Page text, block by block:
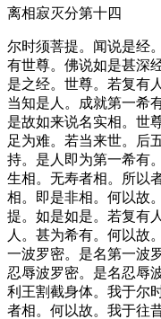
离相寂灭分第十四
尔时须菩提。闻说是经
有世尊。佛说如是甚深
是之经。世尊。若复有
当知是人。成就第一希
是故如来说名实相。世
足为难。若当来世。后
持。是人即为第一希有
生相。无寿者相。所以
相。即是非相。何以故
提。如是如是。若复有
人。甚为希有。何以故
一波罗密。是名第一波
忍辱波罗密。是名忍辱
利王割截身体。我于尔
者相。何以故。我于往